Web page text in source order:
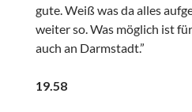
gute. Weiß was da alles
weiter so. Was möglich ist
auch an Darmstadt.”
19.58